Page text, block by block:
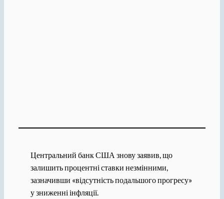
Центральний банк США знову заявив, що
залишить процентні ставки незмінними,
зазначивши «відсутність подальшого прогресу»
у зниженні інфляції.